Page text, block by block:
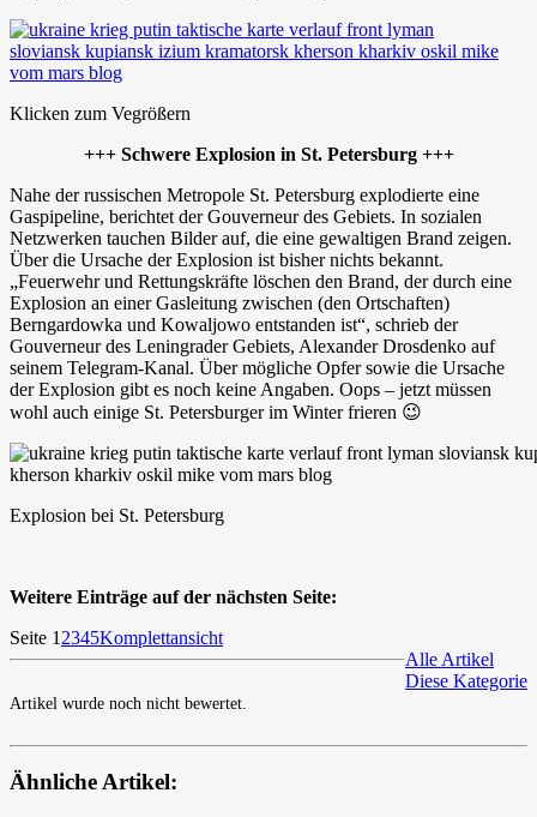
Klicken zum Vegrößern
+++ Schwere Explosion in St. Petersburg +++
Nahe der russischen Metropole St. Petersburg explodierte eine
Gaspipeline, berichtet der Gouverneur des Gebiets. In sozialen
Netzwerken tauchen Bilder auf, die eine gewaltigen Brand zeigen.
Über die Ursache der Explosion ist bisher nichts bekannt.
„Feuerwehr und Rettungskräfte löschen den Brand, der durch eine
Explosion an einer Gasleitung zwischen (den Ortschaften)
Berngardowka und Kowaljowo entstanden ist“, schrieb der
Gouverneur des Leningrader Gebiets, Alexander Drosdenko auf
seinem Telegram-Kanal. Über mögliche Opfer sowie die Ursache
der Explosion gibt es noch keine Angaben. Oops – jetzt müssen
wohl auch einige St. Petersburger im Winter frieren 😉
Explosion bei St. Petersburg
Weitere Einträge auf der nächsten Seite:
Seite 1 2345Komplettansicht
Alle Artikel
Diese Kategorie
Artikel wurde noch nicht bewertet.
Ähnliche Artikel: